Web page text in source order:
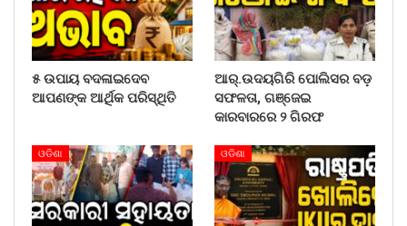
୫ ଉପାୟ ବଦଳାଇଦେବ
ଆପଣଙ୍କ ଆର୍ଥିକ ପରିସ୍ଥିତି
ଆର୍.ଉଦୟଗିରି ପୋଲିସର ବଡ଼
ସଫଳତା, ଗଞ୍ଜେଇ
କାରବାରରେ ୨ ଗିରଫ
ଓଡିଶା ଓଡିଶା